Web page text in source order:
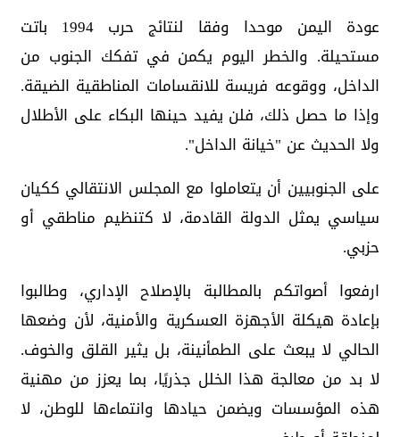
عودة اليمن موحدا وفقا لنتائج حرب 1994 باتت
مستحيلة. والخطر اليوم يكمن في تفكك الجنوب من
الداخل، ووقوعه فريسة للانقسامات المناطقية الضيقة.
وإذا ما حصل ذلك، فلن يفيد حينها البكاء على الأطلال
ولا الحديث عن "خيانة الداخل".
على الجنوبيين أن يتعاملوا مع المجلس الانتقالي ككيان
سياسي يمثل الدولة القادمة، لا كتنظيم مناطقي أو
حزبي.
ارفعوا أصواتكم بالمطالبة بالإصلاح الإداري، وطالبوا
بإعادة هيكلة الأجهزة العسكرية والأمنية، لأن وضعها
الحالي لا يبعث على الطمأنينة، بل يثير القلق والخوف.
لا بد من معالجة هذا الخلل جذريًا، بما يعزز من مهنية
هذه المؤسسات ويضمن حيادها وانتماءها للوطن، لا